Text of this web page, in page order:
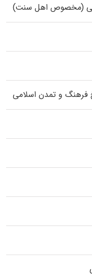
(مخصوص اهل سنت)
فرهنگ و تمدن اسلامی